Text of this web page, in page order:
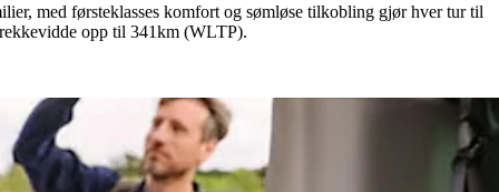
med førsteklasses komfort og sømløse tilkobling gjør hver tur til
opp til 341km (WLTP).